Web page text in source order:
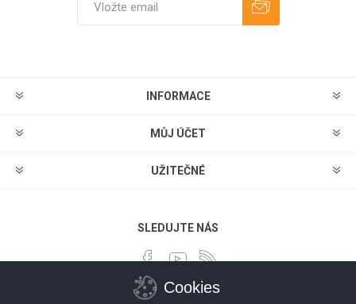
INFORMACE
MŮJ ÚČET
UŽITEČNÉ
SLEDUJTE NÁS
Cookies